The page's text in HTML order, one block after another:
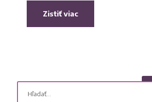
Zistiť viac